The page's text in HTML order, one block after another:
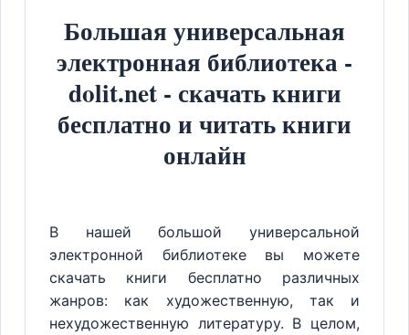
Большая универсальная
электронная библиотека -
dolit.net - скачать книги
бесплатно и читать книги
онлайн
В нашей большой универсальной
электронной библиотеке вы можете
скачать книги бесплатно различных
жанров: как художественную, так и
нехудожественную литературу. В целом,